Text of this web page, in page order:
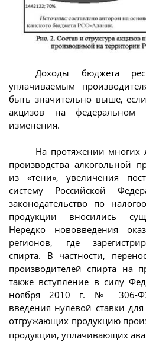
Доходы бюджета
уплачиваемым
быть значительно выше,
акцизов на федеральном
изменения.
На протяжении многих
производства алкогольной
из «тени», увеличения
систему Российской
законодательство по
продукции вносились
Нередко нововведения
регионов, где
спирта. В частности,
производителей спирта на
также вступление в силу
ноября 2010 г. № 306-ФЗ,
введения нулевой ставки
отгружающих продукцию
продукции, уплачивающих